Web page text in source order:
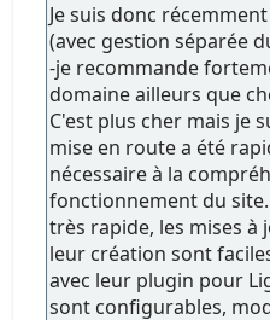
Je suis donc
(avec gestion séparée
-je recommande
domaine ailleurs que
C'est plus cher mais je
mise en route a été
nécessaire à la
fonctionnement du
très rapide, les mises à
leur création sont
avec leur plugin pour
sont configurables,